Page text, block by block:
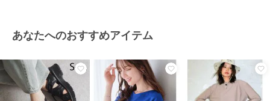
あなたへのおすすめアイテム